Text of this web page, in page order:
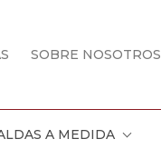
SOBRE NOSOTROS
A MEDIDA